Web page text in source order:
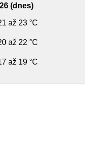
(dnes)
až 23 °C
až 22 °C
až 19 °C